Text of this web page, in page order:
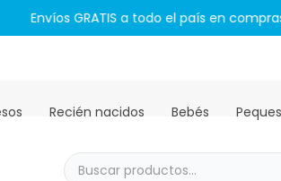
Envíos GRATIS a todo el país en compras
Recién nacidos Bebés Peques